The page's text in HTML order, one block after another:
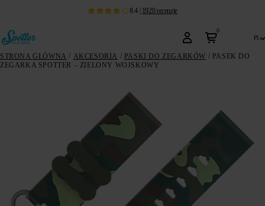
8.4 | 1920 recenzje
0
pl
STRONA GŁÓWNA / AKCESORIA / PASKI DO ZEGARKÓW / PASEK DO
ZEGARKA SPOTTER – ZIELONY WOJSKOWY